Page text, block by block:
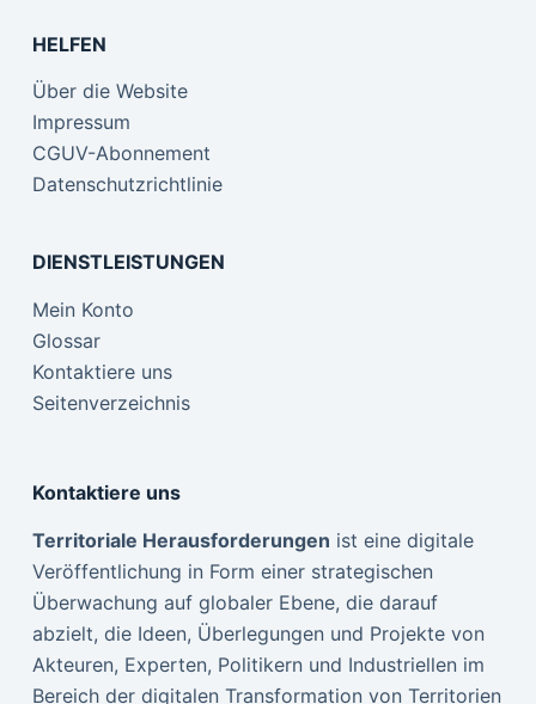
HELFEN
Über die Website
Impressum
CGUV-Abonnement
Datenschutzrichtlinie
DIENSTLEISTUNGEN
Mein Konto
Glossar
Kontaktiere uns
Seitenverzeichnis
Kontaktiere uns
Territoriale Herausforderungen ist eine digitale
Veröffentlichung in Form einer strategischen
Überwachung auf globaler Ebene, die darauf
abzielt, die Ideen, Überlegungen und Projekte von
Akteuren, Experten, Politikern und Industriellen im
Bereich der digitalen Transformation von Territorien